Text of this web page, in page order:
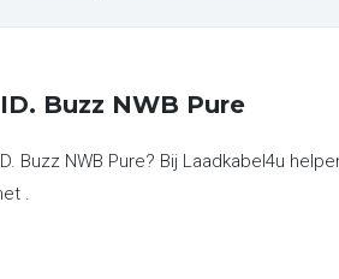
Buzz NWB Pure
Buzz NWB Pure? Bij Laadkabel4u
.